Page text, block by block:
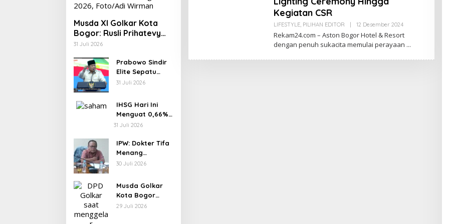
Musda XI Golkar Kota
Bogor: Rusli Prihatevy
Jadi Calon Tunggal Ketua
31 Juli 2026
Prabowo Sindir
Elite Sepatu
Harus Kotor
31 Juli 2026
IHSG Hari Ini
Menguat 0,66%
ke 6.227, Saham
Melejit hingga
28%! Ini Daftar
Saham Paling
2026
31 Juli 2026
IPW: Dokter Tifa
Menang
Sementara
Jaksa, Perkara
Tetap Lanjut ke
Persidanga
30 Juli 2026
Musda Golkar
Kota Bogor
Digelar 31 Juli,
29 Juli 2026
Kegiatan CSR
LIFESTYLE, PILIHAN EDITOR 12 Desember 2024Oleh
Rekam24.com – Aston Bogor Hotel & Resort
dengan penuh sukacita memulai perayaan